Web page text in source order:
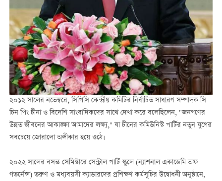
২০১২ সালের নভেম্বরে, সিপিসি কেন্দ্রীয় কমিটির নির্বাচিত সাধারণ সম্পাদক সি
চিন পিং চীনা ও বিদেশি সাংবাদিকদের সাথে দেখা করে বলেছিলেন, "জনগণের
উন্নত জীবনের আকাঙ্ক্ষা আমাদের লক্ষ্য," যা চীনের কমিউনিস্ট পার্টির নতুন যুগের
সবচেয়ে জোরালো অঙ্গীকার হয়ে ওঠে।
২০২২ সালের বসন্ত সেমিস্টারে সেন্ট্রাল পার্টি স্কুলে (ন্যাশনাল একাডেমি অফ
গভর্নেন্স) তরুণ ও মধ্যবয়সী ক্যাডারদের প্রশিক্ষণ কর্মসূচির উদ্বোধনী অনুষ্ঠানে,